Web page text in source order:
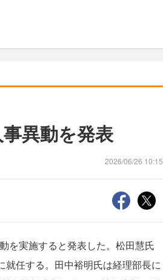
異動を発表
2026/06/26 10:15
を実施すると発表した。松田慧氏
任する。田中裕明氏は経理部長に